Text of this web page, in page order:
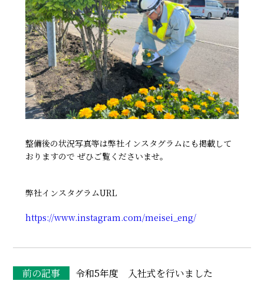
整備後の状況写真等は弊社インスタグラムにも掲載して
おりますので ぜひご覧くださいませ。
弊社インスタグラムURL
https://www.instagram.com/meisei_eng/
令和5年度 入社式を行いました